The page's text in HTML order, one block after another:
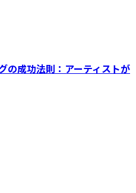
の成功法則：アーティストが